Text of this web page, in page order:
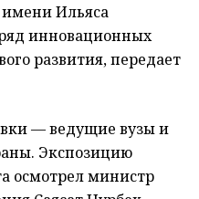
Ильяса
инновационных
развития, передает
— ведущие вузы и
Экспозицию
осмотрел министр